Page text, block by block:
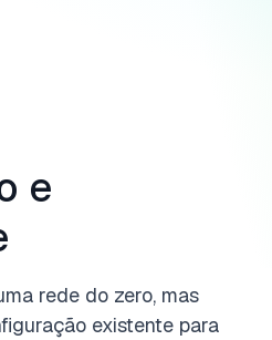
e
rede do zero, mas
existente para